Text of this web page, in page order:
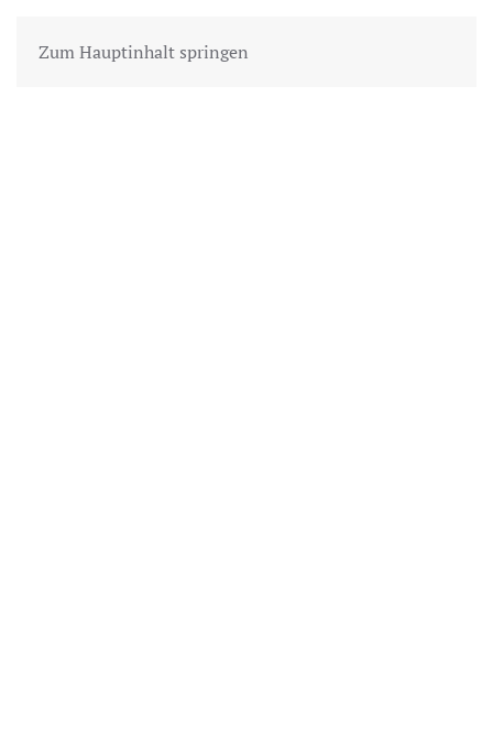
Zum Hauptinhalt springen